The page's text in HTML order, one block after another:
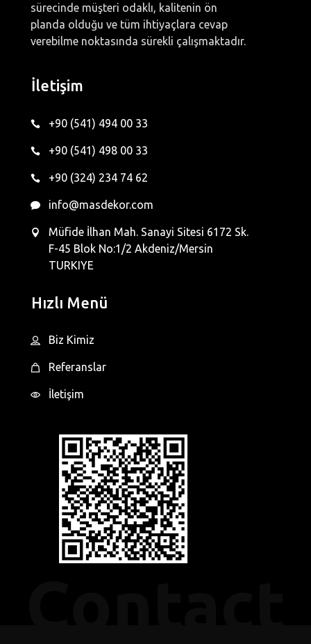
sürecinde müşteri odaklı, kalitenin ön
planda olduğu ve tüm ihtiyaçlara cevap
verebilme noktasında sürekli çalışmaktadır.
İletişim
+90 (541) 494 00 33
+90 (541) 498 00 33
+90 (324) 234 74 62
info@masdekor.com
Müfide İlhan Mah. Sanayi Sitesi 6172 Sk.
F-45 Blok No:1/2 Akdeniz/Mersin
TURKIYE
Hızlı Menü
Biz Kimiz
Referanslar
İletişim